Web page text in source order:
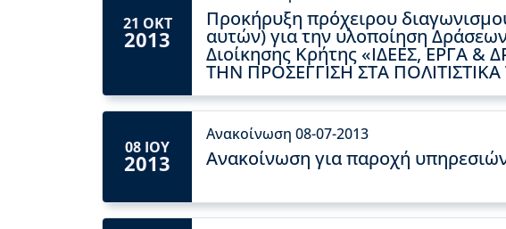
21 ΟΚΤ
2013
Προκήρυξη πρόχειρου
αυτών) για την υλοποίηση
Διοίκησης Κρήτης «ΙΔΕΕΣ, ΕΡΓΑ
ΤΗΝ ΠΡΟΣΕΓΓΙΣΗ ΣΤΑ
08 ΙΟΥ
2013
Ανακοίνωση 08-07-2013
Ανακοίνωση για παροχή